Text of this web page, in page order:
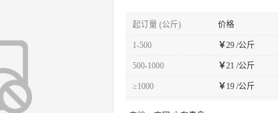
起订量 (公斤) 价格
1-500 ￥29 /公斤
500-1000 ￥21 /公斤
≥1000 ￥ 19 /公斤